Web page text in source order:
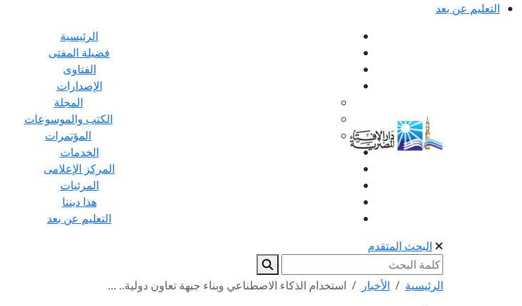
التعليم عن بعد
الرئيسية
فضيلة المفتى
الفتاوى
الإصدارات
المجلة
الكتب والموسوعات
المؤتمرات
الخدمات
المركز الإعلامى
المرئيات
هذا ديننا
التعليم عن بعد
البحث المتقدم
الرئيسية الأخبار
استخدام الذكاء الاصطناعي وبناء جبهة تعاون دولية.. ...